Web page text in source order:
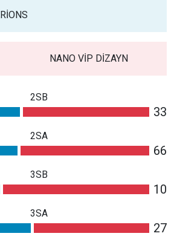
NANO VİP DİZAYN
2SB
33
2SA
66
3SB
10
3SA
27